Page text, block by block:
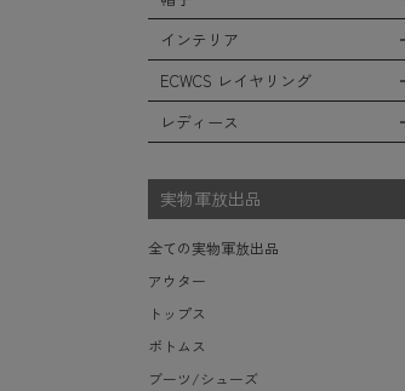
フリースジャケット
レザーアウター
ジャケットライナー
モッズコート
ベスト
タンクトップ
ファティーグパンツ
ナイロンパンツ
スウェットパンツ
ショートパンツ
アンダー（下着）
サンダル
レインシューズ・ブーツ
ソックス/靴下
ショルダーバッグ
ヘルメットバッグ
トートバッグ
ダッフルバッグ
ボストンバッグ
ポーチ/ケース/etc
スーツケース/キャリーバッグ
ビジネスバッグ
全ての小物（アイテム）
グローブ（手袋）
防寒物（ネックウォーマーetc）
傘/ポンチョ
ミリタリーウォッチ
サングラス・ゴーグル
全ての帽子
キャップ
ハット
ニット帽（ビーニー）
ベレー帽
ハンチング
キャスケット
その他
インテリア
全てのインテリア
デスク、椅子、家具
ボックス/ガソリン缶/etc
生地・テントシェル
ECWCS レイヤリング
全てのECWCS
ミッドベースレイヤー Level.2
ウィンドレイヤー Level.4
ソフトシェルレイヤー Level.5
ハードシェルレイヤー Level.6
アウターレイヤー Level.7
レディース
実物軍放出品
全ての実物軍放出品
アウター
トップス
ボトムス
ブーツ/シューズ